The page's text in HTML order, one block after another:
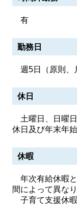
有
勤務日
週5日（原則、
休日
土曜日、日曜
休日及び年末年
休暇
年次有給休暇
間によって異なり
子育て支援休